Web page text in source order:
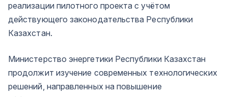
реализации пилотного проекта с учётом
действующего законодательства Республики
Казахстан.
Министерство энергетики Республики Казахстан
продолжит изучение современных технологических
решений, направленных на повышение